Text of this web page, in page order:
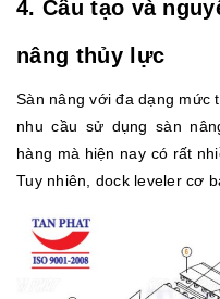
4. Cấu tạo và
nâng thủy lực
Sàn nâng với đa dạng mức
nhu cầu sử dụng sàn
hàng mà hiện nay có rất
Tuy nhiên, dock leveler cơ